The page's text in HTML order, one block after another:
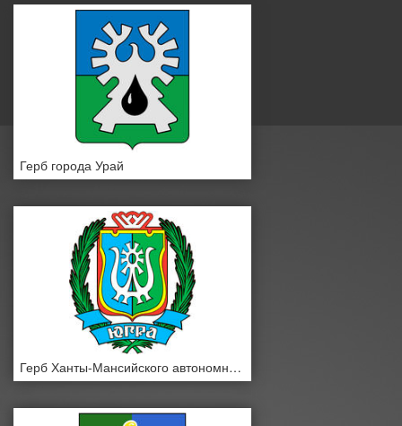
Герб города Урай
Герб Ханты-Мансийского автономного округа